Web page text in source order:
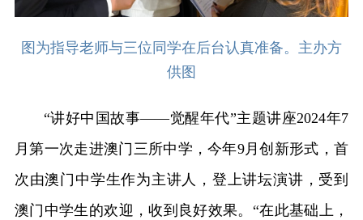
图为指导老师与三位同学在后台认真准备。主办方
供图
“讲好中国故事——觉醒年代”主题讲座2024年7
月第一次走进澳门三所中学，今年9月创新形式，首
次由澳门中学生作为主讲人，登上讲坛演讲，受到
澳门中学生的欢迎，收到良好效果。“在此基础上，